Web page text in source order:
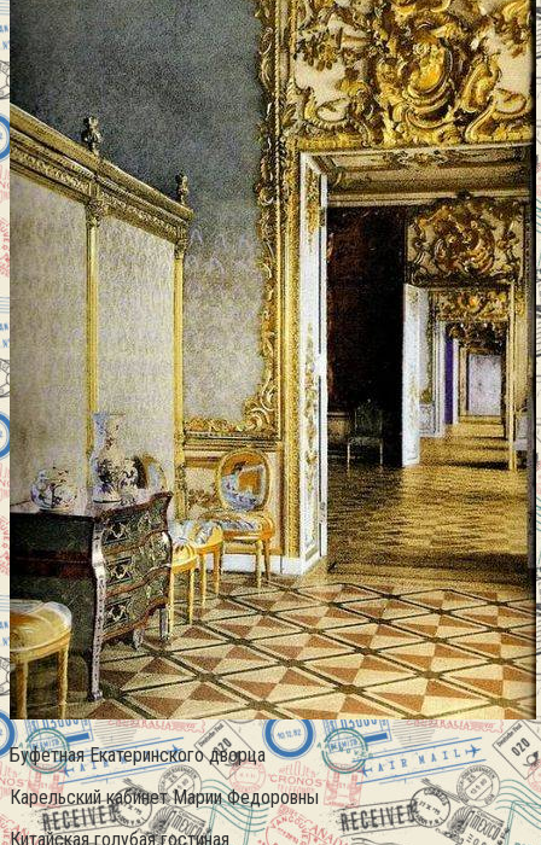
Буфетная Екатеринского дворца
Карельский кабинет Марии Федоровны
Китайская голубая гостиная